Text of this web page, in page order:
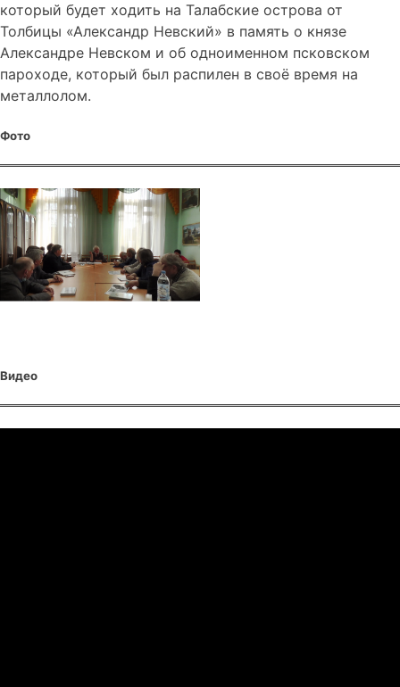
который будет ходить на Талабские острова от
Толбицы «Александр Невский» в память о князе
Александре Невском и об одноименном псковском
пароходе, который был распилен в своё время на
металлолом.
Фото
Видео